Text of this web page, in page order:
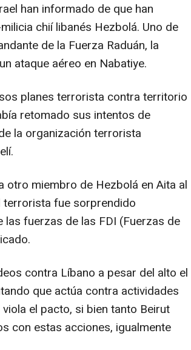
han informado de que han
chií libanés Hezbolá. Uno de
de la Fuerza Raduán, la
ataque aéreo en Nabatiye.
planes terrorista contra territorio
retomado sus intentos de
la organización terrorista
otro miembro de Hezbolá en Aita al
terrorista fue sorprendido
fuerzas de las FDI (Fuerzas de
contra Líbano a pesar del alto el
que actúa contra actividades
el pacto, si bien tanto Beirut
con estas acciones, igualmente